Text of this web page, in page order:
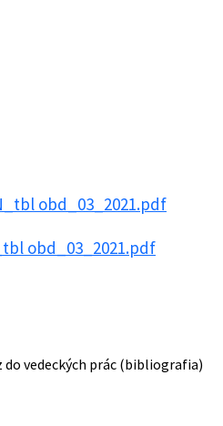
obd_03_2021.pdf
obd_03_2021.pdf
vedeckých prác (bibliografia)